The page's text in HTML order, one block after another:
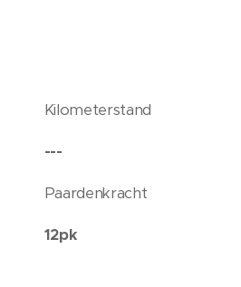
Kilometerstand
---
Paardenkracht
12pk